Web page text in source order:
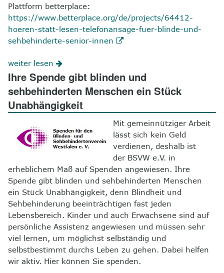
Plattform betterplace:
https://www.betterplace.org/de/projects/64412-
hoeren-statt-lesen-telefonansage-fuer-blinde-und-
sehbehinderte-senior-innen
weiter lesen
Ihre Spende gibt blinden und
sehbehinderten Menschen ein Stück
Unabhängigkeit
Mit gemeinnütziger Arbeit
lässt sich kein Geld
verdienen, deshalb ist
der BSVW e.V. in
erheblichem Maß auf Spenden angewiesen. Ihre
Spende gibt blinden und sehbehinderten Menschen
ein Stück Unabhängigkeit, denn Blindheit und
Sehbehinderung beeinträchtigen fast jeden
Lebensbereich. Kinder und auch Erwachsene sind auf
persönliche Assistenz angewiesen und müssen sehr
viel lernen, um möglichst selbständig und
selbstbestimmt durchs Leben zu gehen. Dabei helfen
wir aktiv. Hier können Sie spenden.